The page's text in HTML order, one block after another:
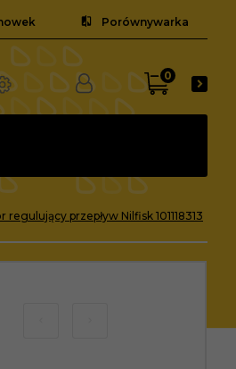
Porównywarka
0
regulujący przepływ Nilfisk 101118313